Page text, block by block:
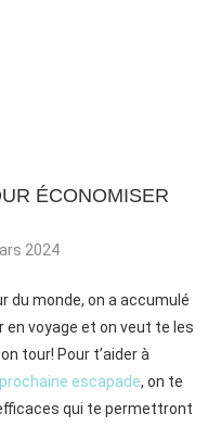
ÉCONOMISER
2024
du monde, on a accumulé
voyage et on veut te les
tour! Pour t’aider à
escapade, on te
qui te permettront